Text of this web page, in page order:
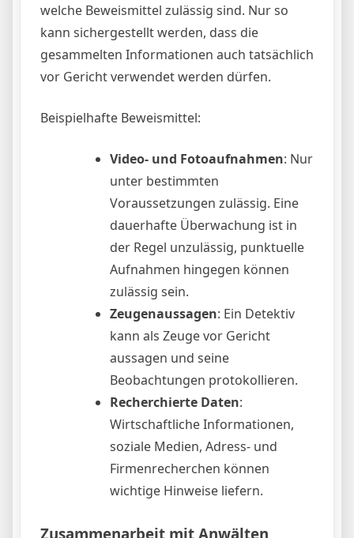
welche Beweismittel zulässig sind. Nur so
kann sichergestellt werden, dass die
gesammelten Informationen auch tatsächlich
vor Gericht verwendet werden dürfen.
Beispielhafte Beweismittel:
Video- und Fotoaufnahmen: Nur
unter bestimmten
Voraussetzungen zulässig. Eine
dauerhafte Überwachung ist in
der Regel unzulässig, punktuelle
Aufnahmen hingegen können
zulässig sein.
Zeugenaussagen: Ein Detektiv
kann als Zeuge vor Gericht
aussagen und seine
Beobachtungen protokollieren.
Recherchierte Daten:
Wirtschaftliche Informationen,
soziale Medien, Adress- und
Firmenrecherchen können
wichtige Hinweise liefern.
Zusammenarbeit mit Anwälten